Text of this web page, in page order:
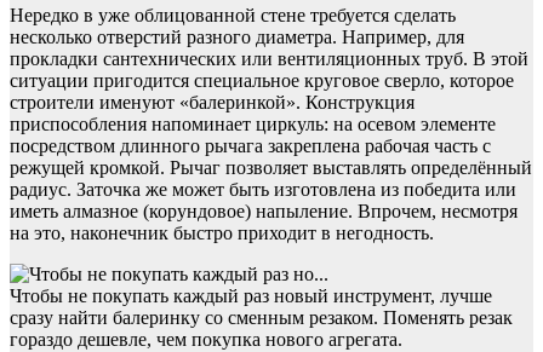
Нередко в уже облицованной стене требуется сделать
несколько отверстий разного диаметра. Например, для
прокладки сантехнических или вентиляционных труб. В этой
ситуации пригодится специальное круговое сверло, которое
строители именуют «балеринкой». Конструкция
приспособления напоминает циркуль: на осевом элементе
посредством длинного рычага закреплена рабочая часть с
режущей кромкой. Рычаг позволяет выставлять определённый
радиус. Заточка же может быть изготовлена из победита или
иметь алмазное (корундовое) напыление. Впрочем, несмотря
на это, наконечник быстро приходит в негодность.
Чтобы не покупать каждый раз новый инструмент, лучше
сразу найти балеринку со сменным резаком. Поменять резак
гораздо дешевле, чем покупка нового агрегата.